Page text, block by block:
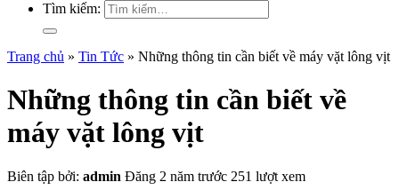
Tìm kiếm:
Trang chủ » Tin Tức » Những thông tin cần biết về máy vặt lông vịt
Những thông tin cần biết về
máy vặt lông vịt
Biên tập bởi: admin Đăng 2 năm trước 251 lượt xem